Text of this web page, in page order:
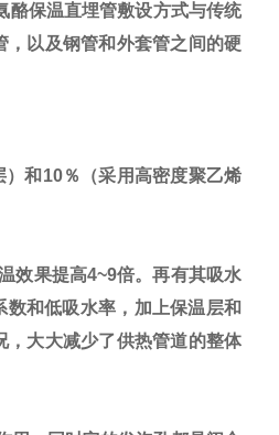
保温直埋管敷设方式与传统
以及钢管和外套管之间的硬
和10％（采用高密度聚乙烯
效果提高4~9倍。再有其吸水
和低吸水率，加上保温层和
大大减少了供热管道的整体